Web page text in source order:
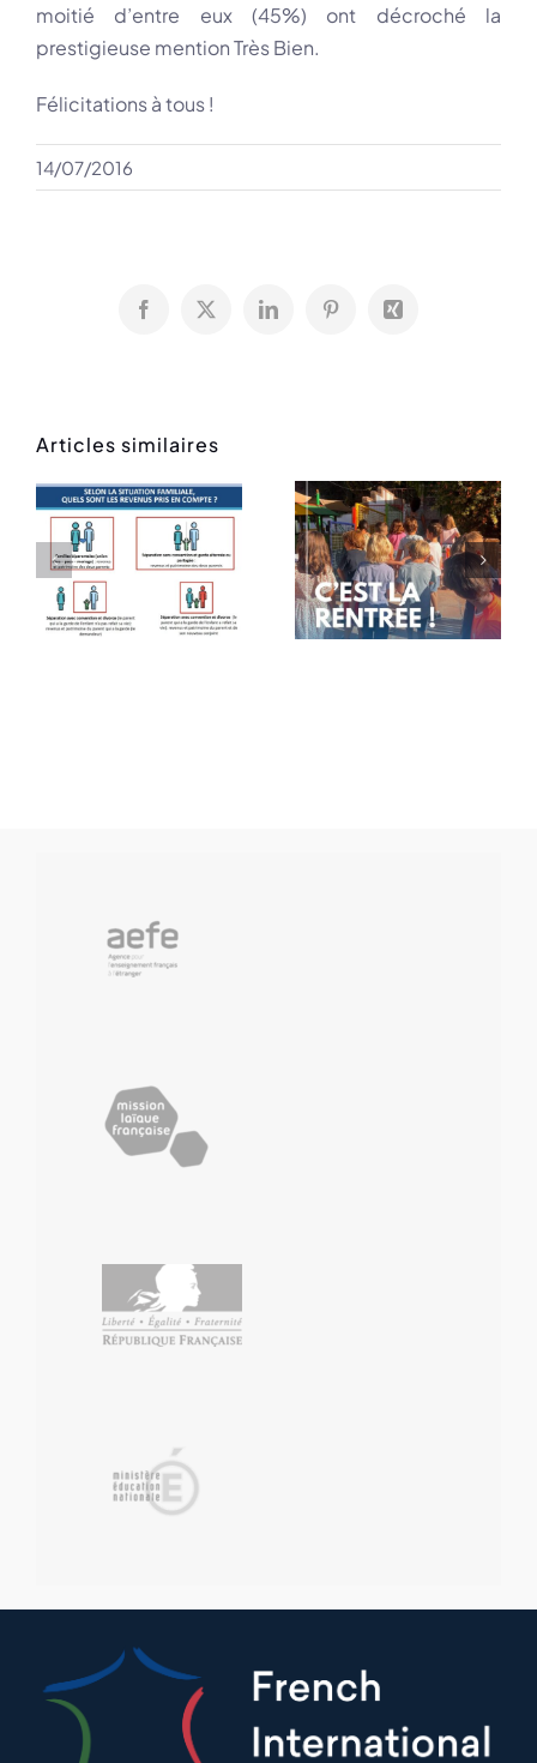
moitié d’entre eux (45%) ont décroché la
prestigieuse mention Très Bien.
Félicitations à tous !
14/07/2016
Facebook
X LinkedInPinterestXing
Articles similaires
Rentrée
des
classes
Message
de rentrée